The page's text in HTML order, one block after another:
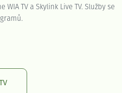
TV a Skylink Live TV. Služby se